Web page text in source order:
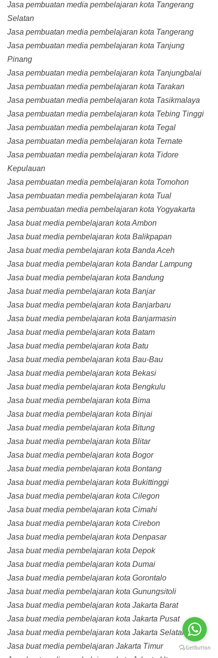
Jasa pembuatan media pembelajaran kota Tangerang
Selatan
Jasa pembuatan media pembelajaran kota Tangerang
Jasa pembuatan media pembelajaran kota Tanjung
Pinang
Jasa pembuatan media pembelajaran kota Tanjungbalai
Jasa pembuatan media pembelajaran kota Tarakan
Jasa pembuatan media pembelajaran kota Tasikmalaya
Jasa pembuatan media pembelajaran kota Tebing Tinggi
Jasa pembuatan media pembelajaran kota Tegal
Jasa pembuatan media pembelajaran kota Ternate
Jasa pembuatan media pembelajaran kota Tidore
Kepulauan
Jasa pembuatan media pembelajaran kota Tomohon
Jasa pembuatan media pembelajaran kota Tual
Jasa pembuatan media pembelajaran kota Yogyakarta
Jasa buat media pembelajaran kota Ambon
Jasa buat media pembelajaran kota Balikpapan
Jasa buat media pembelajaran kota Banda Aceh
Jasa buat media pembelajaran kota Bandar Lampung
Jasa buat media pembelajaran kota Bandung
Jasa buat media pembelajaran kota Banjar
Jasa buat media pembelajaran kota Banjarbaru
Jasa buat media pembelajaran kota Banjarmasin
Jasa buat media pembelajaran kota Batam
Jasa buat media pembelajaran kota Batu
Jasa buat media pembelajaran kota Bau-Bau
Jasa buat media pembelajaran kota Bekasi
Jasa buat media pembelajaran kota Bengkulu
Jasa buat media pembelajaran kota Bima
Jasa buat media pembelajaran kota Binjai
Jasa buat media pembelajaran kota Bitung
Jasa buat media pembelajaran kota Blitar
Jasa buat media pembelajaran kota Bogor
Jasa buat media pembelajaran kota Bontang
Jasa buat media pembelajaran kota Bukittinggi
Jasa buat media pembelajaran kota Cilegon
Jasa buat media pembelajaran kota Cimahi
Jasa buat media pembelajaran kota Cirebon
Jasa buat media pembelajaran kota Denpasar
Jasa buat media pembelajaran kota Depok
Jasa buat media pembelajaran kota Dumai
Jasa buat media pembelajaran kota Gorontalo
Jasa buat media pembelajaran kota Gunungsitoli
Jasa buat media pembelajaran kota Jakarta Barat
Jasa buat media pembelajaran kota Jakarta Pusat
Jasa buat media pembelajaran kota Jakarta Selatan
Jasa buat media pembelajaran Jakarta Timur